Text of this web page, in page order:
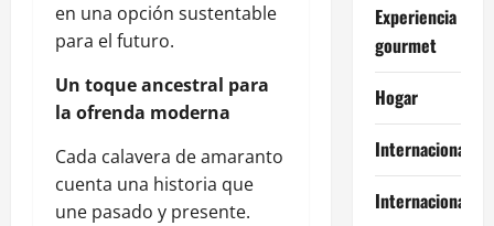
en una opción sustentable
para el futuro.
Un toque ancestral para
la ofrenda moderna
Cada calavera de amaranto
cuenta una historia que
une pasado y presente.
Experiencia
gourmet
Hogar
Internacional
Internacionales